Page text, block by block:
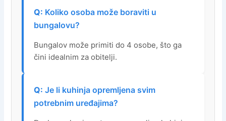
Koliko osoba može boraviti u
bungalovu?
Bungalov može primiti do 4 osobe, što ga
čini idealnim za obitelji.
Je li kuhinja opremljena svim
potrebnim uređajima?